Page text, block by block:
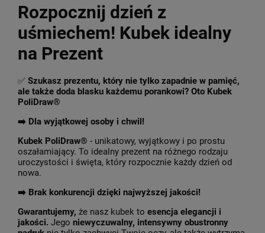
Rozpocznij dzień z
uśmiechem! Kubek idealny
na Prezent
✅ Szukasz prezentu, który nie tylko zapadnie w pamięć,
ale także doda blasku każdemu porankowi? Oto Kubek
PoliDraw®
➡️ Dla wyjątkowej osoby i chwil!
Kubek PoliDraw® - unikatowy, wyjątkowy i po prostu
oszałamiający. To idealny prezent na różnego rodzaju
uroczystości i święta, który rozpocznie każdy dzień od
nowa.
➡️ Brak konkurencji dzięki najwyższej jakości!
Gwarantujemy, że nasz kubek to esencja elegancji i
jakości. Jego niewyczuwalny, intensywny obustronny